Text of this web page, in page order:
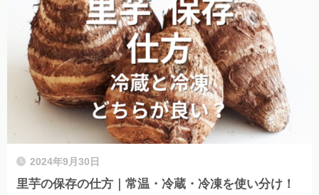
2024年9月30日
里芋の保存の仕方｜常温・冷蔵・冷凍を使い分け！